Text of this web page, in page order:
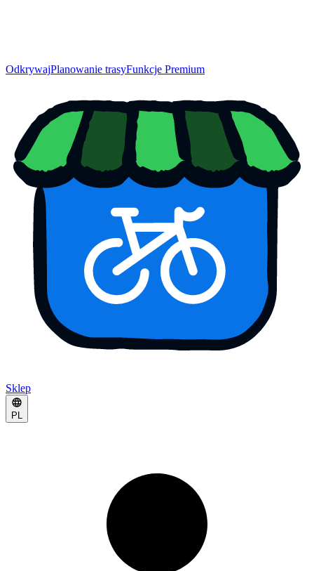
OdkrywajPlanowanie trasyFunkcje Premium
Sklep
PL